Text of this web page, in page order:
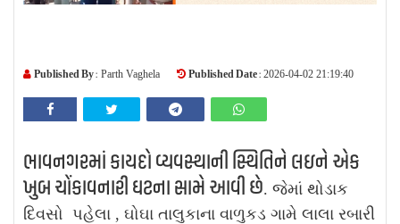
Published By : Parth Vaghela Published Date : 2026-04-02 21:19:40
ભાવનગરમાં કાયદો વ્યવસ્થાની સ્થિતિને લઇને એક
ખુબ ચોંકાવનારી ઘટના સામે આવી છે. જેમાં થોડાક
દિવસો પહેલા , ઘોઘા તાલુકાના વાળુકડ ગામે લાલા રબારી